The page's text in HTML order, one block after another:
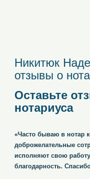
Никитюк
отзывы о
Оставьте
нотариуса
«Часто бываю в нотар
доброжелательные
исполняют свою
благодарность.